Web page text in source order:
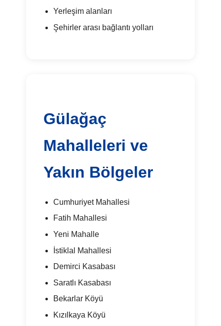
Yerleşim alanları
Şehirler arası bağlantı yolları
Gülağaç
Mahalleleri ve
Yakın Bölgeler
Cumhuriyet Mahallesi
Fatih Mahallesi
Yeni Mahalle
İstiklal Mahallesi
Demirci Kasabası
Saratlı Kasabası
Bekarlar Köyü
Kızılkaya Köyü